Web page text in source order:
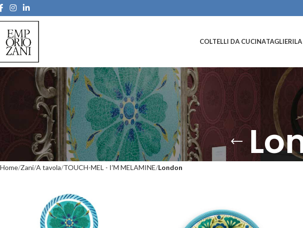
COLTELLI DA CUCINATAGLIERI
Home Zani A tavola TOUCH-MEL - I’M MELAMINE London